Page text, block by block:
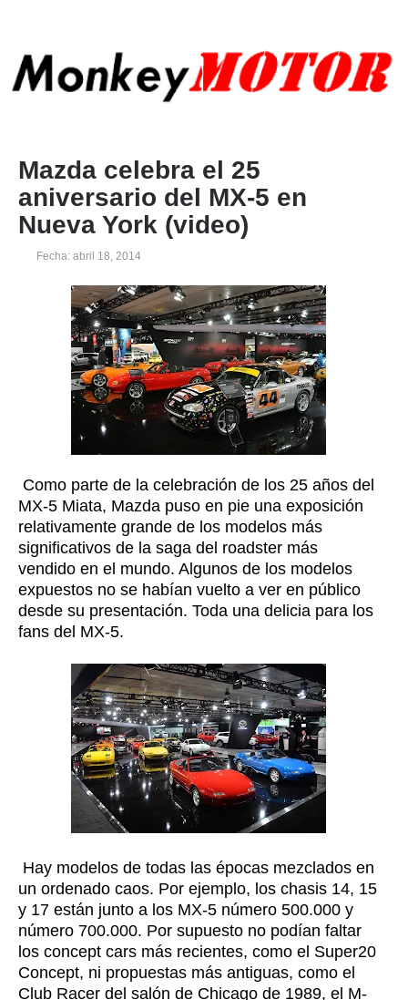
Mazda celebra el 25
aniversario del MX-5 en
Nueva York (video)
Fecha: abril 18, 2014
Como parte de la celebración de los 25 años del
MX-5 Miata, Mazda puso en pie una exposición
relativamente grande de los modelos más
significativos de la saga del roadster más
vendido en el mundo. Algunos de los modelos
expuestos no se habían vuelto a ver en público
desde su presentación. Toda una delicia para los
fans del MX-5.
Hay modelos de todas las épocas mezclados en
un ordenado caos. Por ejemplo, los chasis 14, 15
y 17 están junto a los MX-5 número 500.000 y
número 700.000. Por supuesto no podían faltar
los concept cars más recientes, como el Super20
Concept, ni propuestas más antiguas, como el
Club Racer del salón de Chicago de 1989, el M-